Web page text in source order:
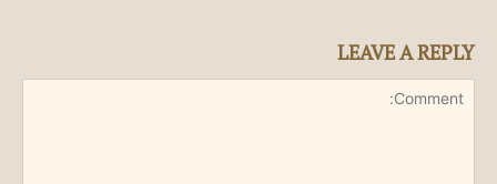
LEAVE A REPLY